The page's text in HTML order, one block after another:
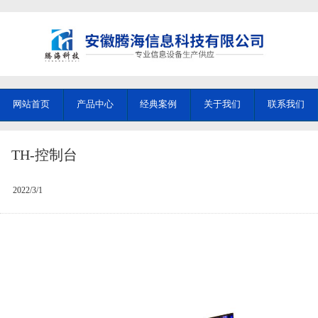
网站首页 产品中心 经典案例 关于我们 联系我们
TH-控制台
2022/3/1